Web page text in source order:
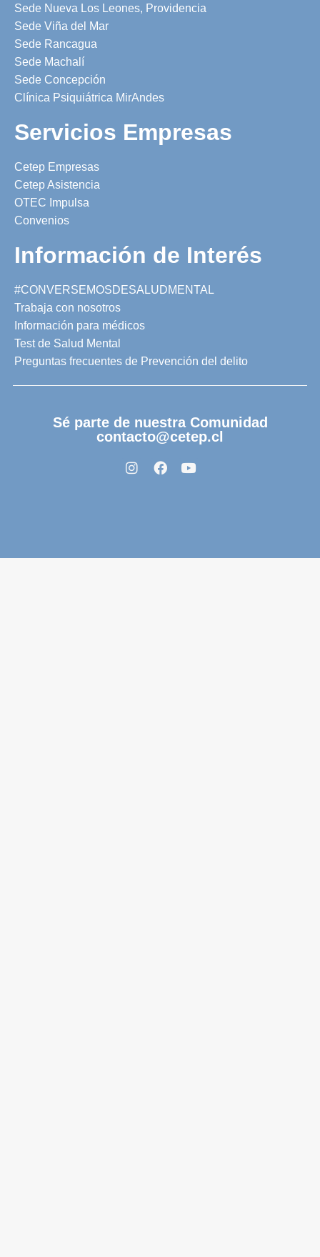
Sede Nueva Los Leones, Providencia
Sede Viña del Mar
Sede Rancagua
Sede Machalí
Sede Concepción
Clínica Psiquiátrica MirAndes
Servicios Empresas
Cetep Empresas
Cetep Asistencia
OTEC Impulsa
Convenios
Información de Interés
#CONVERSEMOSDESALUDMENTAL
Trabaja con nosotros
Información para médicos
Test de Salud Mental
Preguntas frecuentes de Prevención del delito
Sé parte de nuestra Comunidad
contacto@cetep.cl